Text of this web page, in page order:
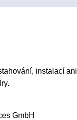
instalací ani
GmbH